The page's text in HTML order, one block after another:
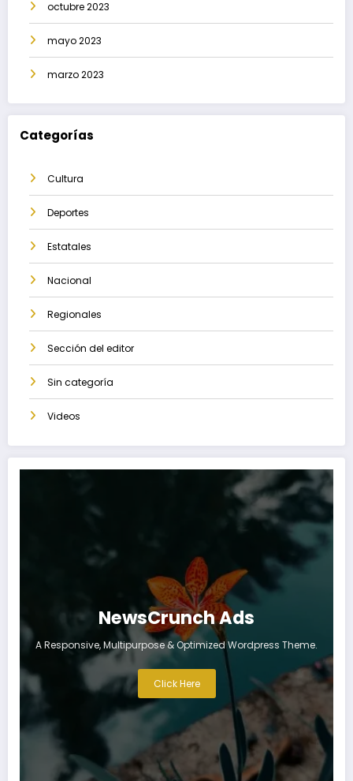
octubre 2023
mayo 2023
marzo 2023
Categorías
Cultura
Deportes
Estatales
Nacional
Regionales
Sección del editor
Sin categoría
Videos
NewsCrunch Ads
A Responsive, Multipurpose & Optimized Wordpress Theme.
Click Here